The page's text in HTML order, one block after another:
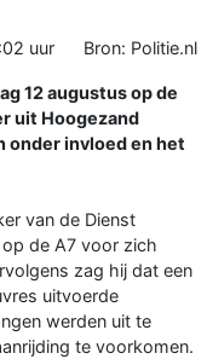
uur Bron: Politie.nl
12 augustus op de
uit Hoogezand
onder invloed en het
van de Dienst
de A7 voor zich
zag hij dat een
uitvoerde
werden uit te
te voorkomen.